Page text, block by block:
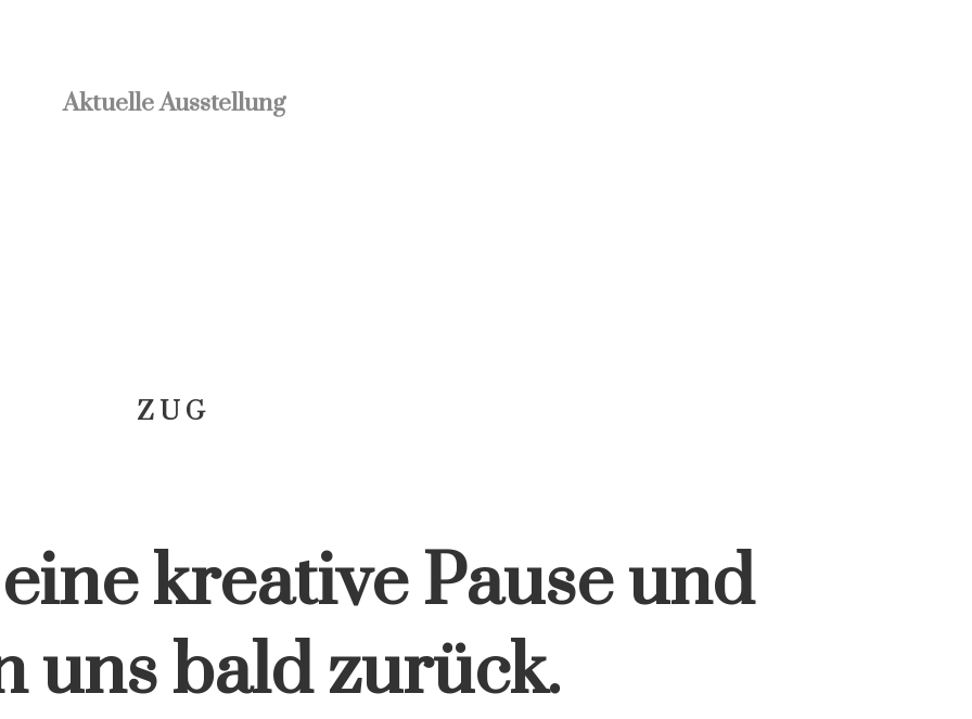
Aktuelle Ausstellung
ZUG
kreative Pause und
uns bald zurück.